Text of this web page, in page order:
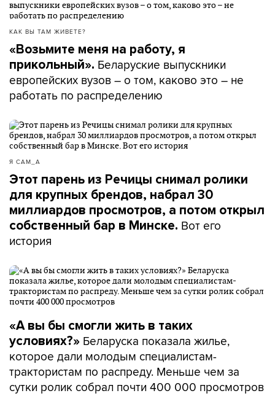
КАК ВЫ ТАМ ЖИВЕТЕ?
«Возьмите меня на работу, я
прикольный». Беларуские выпускники
европейских вузов – о том, каково это – не
работать по распределению
Я САМ_А
Этот парень из Речицы снимал ролики
для крупных брендов, набрал 30
миллиардов просмотров, а потом открыл
собственный бар в Минске. Вот его
история
«А вы бы смогли жить в таких
условиях?» Беларуска показала жилье,
которое дали молодым специалистам-
трактористам по распреду. Меньше чем за
сутки ролик собрал почти 400 000 просмотров